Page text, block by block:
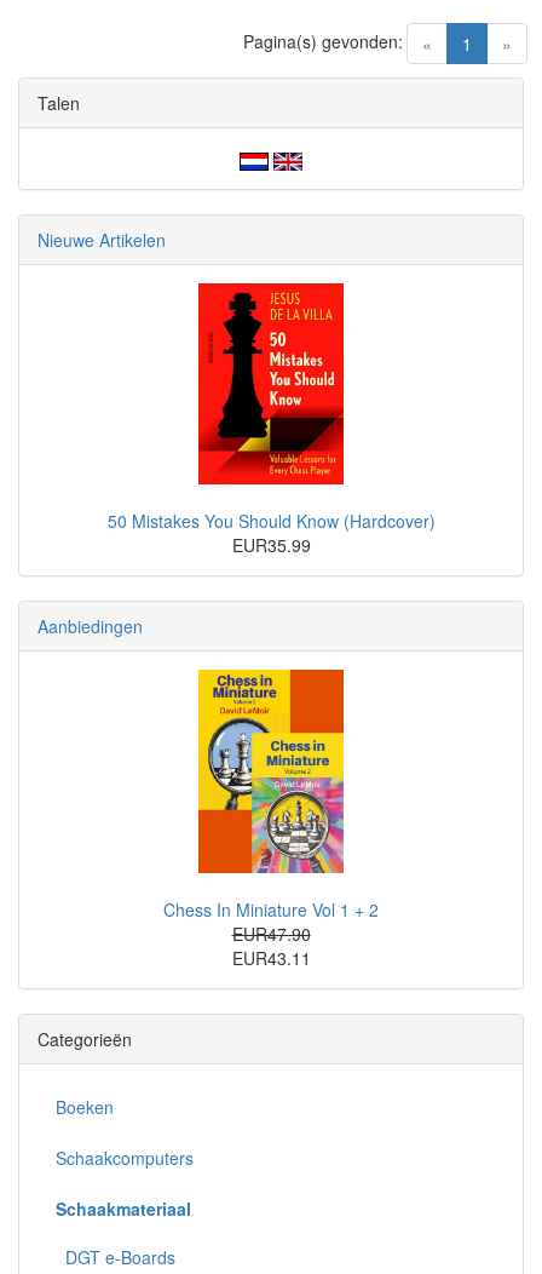
« 1 (current)
»
Pagina(s) gevonden:
Talen
Nieuwe Artikelen
50 Mistakes You Should Know (Hardcover)
EUR35.99
Aanbiedingen
Chess In Miniature Vol 1 + 2
EUR47.90
EUR43.11
Categorieën
Boeken
Schaakcomputers
Schaakmateriaal
DGT e-Boards